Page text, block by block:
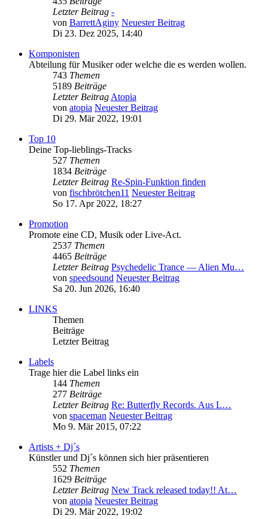
Letzter Beitrag -
von BarrettAginy Neuester Beitrag
Di 23. Dez 2025, 14:40
Komponisten
Abteilung für Musiker oder welche die es werden wollen.
743 Themen
5189 Beiträge
Letzter BeitragAtopia
von atopia Neuester Beitrag
Di 29. Mär 2022, 19:01
Top 10
Deine Top-lieblings-Tracks
527 Themen
1834 Beiträge
Letzter Beitrag Re-Spin-Funktion finden
von fischbrötchen11 Neuester Beitrag
So 17. Apr 2022, 18:27
Promotion
Promote eine CD, Musik oder Live-Act.
2537 Themen
4465 Beiträge
Letzter Beitrag Psychedelic Trance — Alien Mu…
von speedsound Neuester Beitrag
Sa 20. Jun 2026, 16:40
LINKS
Themen
Beiträge
Letzter Beitrag
Labels
Trage hier die Label links ein
144 Themen
277 Beiträge
Letzter Beitrag Re: Butterfly Records. Aus L…
von spaceman Neuester Beitrag
Mo 9. Mär 2015, 07:22
Artists + Dj´s
Künstler und Dj´s können sich hier präsentieren
552 Themen
1629 Beiträge
Letzter Beitrag New Track released today!! At…
von atopia Neuester Beitrag
Di 29. Mär 2022, 19:02